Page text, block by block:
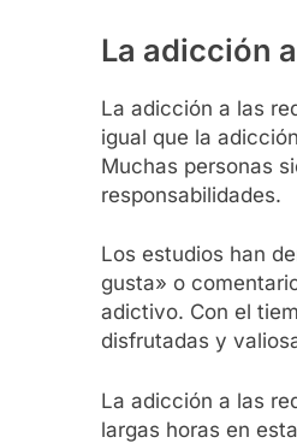
La adicción
La adicción a las
igual que la
Muchas personas
responsabilidades.
Los estudios han
gusta» o
adictivo. Con el
disfrutadas y
La adicción a las
largas horas en